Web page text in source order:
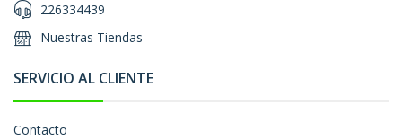
226334439
Nuestras Tiendas
SERVICIO AL CLIENTE
Contacto